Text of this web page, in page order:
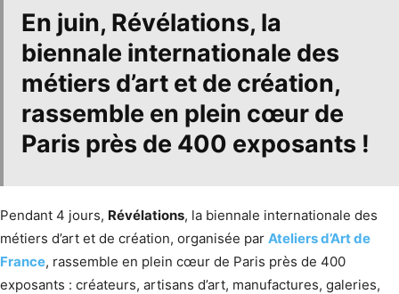
En juin, Révélations, la
biennale internationale des
métiers d’art et de création,
rassemble en plein cœur de
Paris près de 400 exposants !
Pendant 4 jours, Révélations, la biennale internationale des
métiers d’art et de création, organisée par Ateliers d’Art de
France, rassemble en plein cœur de Paris près de 400
exposants : créateurs, artisans d’art, manufactures, galeries,